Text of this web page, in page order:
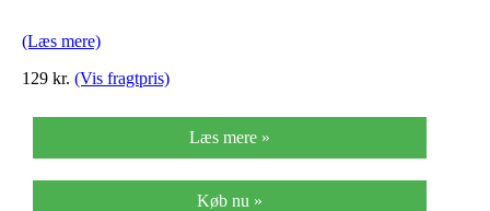
(Læs mere)
129 kr. (Vis fragtpris)
Læs mere »
Køb nu »